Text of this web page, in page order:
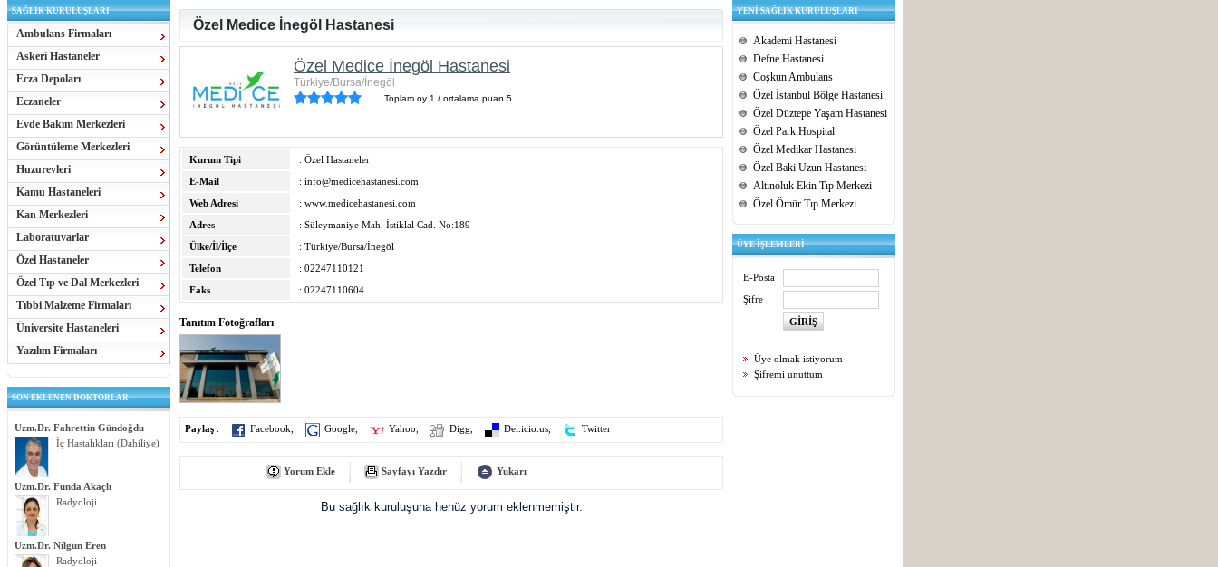
SAĞLIK KURULUŞLARI
Ambulans Firmaları
Askeri Hastaneler
Ecza Depoları
Eczaneler
Evde Bakım Merkezleri
Görüntüleme Merkezleri
Huzurevleri
Kamu Hastaneleri
Kan Merkezleri
Laboratuvarlar
Özel Hastaneler
Özel Tıp ve Dal Merkezleri
Tıbbi Malzeme Firmaları
Üniversite Hastaneleri
Yazılım Firmaları
SON EKLENEN DOKTORLAR
Uzm.Dr. Fahrettin Gündoğdu
İç Hastalıkları (Dahiliye)
Uzm.Dr. Funda Akaçlı
Radyoloji
Uzm.Dr. Nilgün Eren
Radyoloji
Özel Medice İnegöl Hastanesi
Özel Medice İnegöl Hastanesi
Türkiye/Bursa/İnegöl
Toplam oy 1 / ortalama puan 5
Kurum Tipi
: Özel Hastaneler
E-Mail
: info@medicehastanesi.com
Web Adresi
: www.medicehastanesi.com
Adres
: Süleymaniye Mah. İstiklal Cad. No:189
Ülke/İl/İlçe
: Türkiye/Bursa/İnegöl
Telefon
: 02247110121
Faks
: 02247110604
Tanıtım Fotoğrafları
Paylaş : Facebook Google Yahoo Digg Del.icio.us Twitter
Yorum Ekle Sayfayı Yazdır Yukarı
Bu sağlık kuruluşuna henüz yorum eklenmemiştir.
YENİ SAĞLIK KURULUŞLARI
Akademi Hastanesi
Defne Hastanesi
Coşkun Ambulans
Özel İstanbul Bölge Hastanesi
Özel Düztepe Yaşam Hastanesi
Özel Park Hospital
Özel Medikar Hastanesi
Özel Baki Uzun Hastanesi
Altınoluk Ekin Tıp Merkezi
Özel Ömür Tıp Merkezi
ÜYE İŞLEMLERİ
E-Posta
Şifre
Üye olmak istiyorum
Şifremi unuttum